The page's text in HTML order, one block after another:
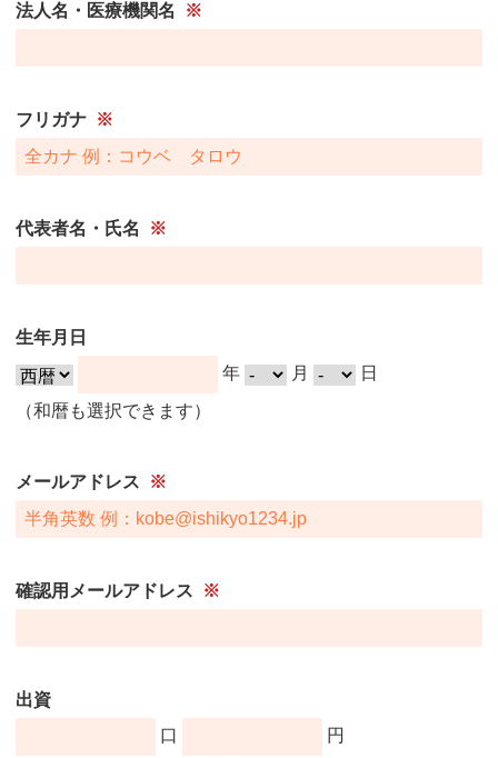
法人名・医療機関名 ※
フリガナ ※
代表者名・氏名 ※
生年月日
年
月
日
（和暦も選択できます）
メールアドレス ※
確認用メールアドレス ※
出資
口
円